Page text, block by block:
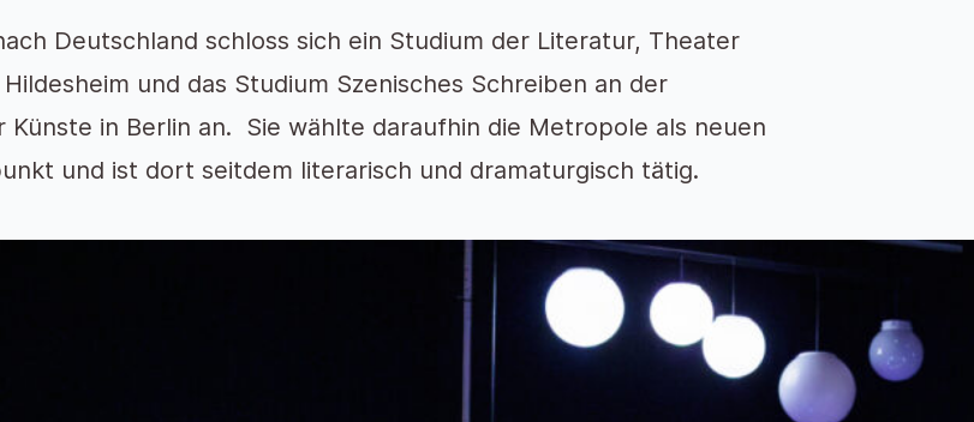
Deutschland schloss sich ein Studium der Literatur, Theater
und das Studium Szenisches Schreiben an der
Künste in Berlin an. Sie wählte daraufhin die Metropole als neuen
und ist dort seitdem literarisch und dramaturgisch tätig.